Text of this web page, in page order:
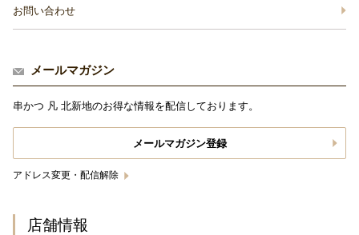
お問い合わせ
メールマガジン
串かつ 凡 北新地のお得な情報を配信しております。
メールマガジン登録
アドレス変更・配信解除
店舗情報